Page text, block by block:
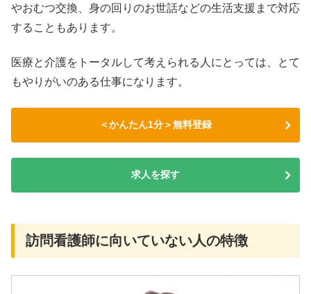
やおむつ交換、身の回りのお世話などの生活支援まで対応
することもあります。
医療と介護をトータルして考えられる人にとっては、とて
もやりがいのある仕事になります。
＜かんたん1分＞無料登録
求人を探す
訪問看護師に向いていない人の特徴